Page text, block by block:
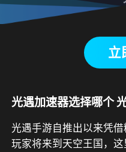
立
光遇加速器选择哪个
光遇手游自推出以来凭借
玩家将来到天空王国，